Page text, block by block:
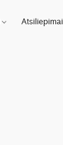
Atsiliepimai